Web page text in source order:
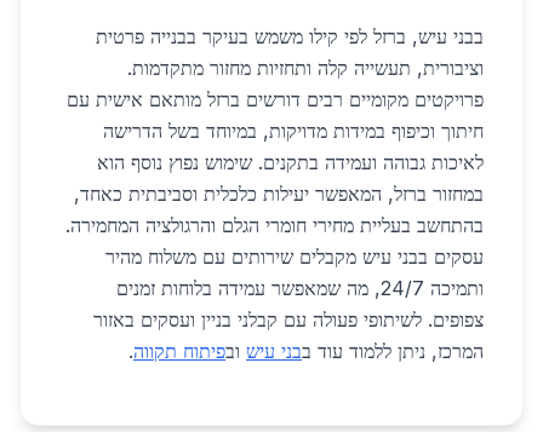
בבני עיש, ברזל לפי קילו משמש בעיקר בבנייה פרטית
וציבורית, תעשייה קלה ותחזיות מחזור מתקדמות.
פרויקטים מקומיים רבים דורשים ברזל מותאם אישית עם
חיתוך וכיפוף במידות מדויקות, במיוחד בשל הדרישה
לאיכות גבוהה ועמידה בתקנים. שימוש נפוץ נוסף הוא
במחזור ברזל, המאפשר יעילות כלכלית וסביבתית כאחד,
בהתחשב בעליית מחירי חומרי הגלם והרגולציה המחמירה.
עסקים בבני עיש מקבלים שירותים עם משלוח מהיר
ותמיכה 24/7, מה שמאפשר עמידה בלוחות זמנים
צפופים. לשיתופי פעולה עם קבלני בניין ועסקים באזור
המרכז, ניתן ללמוד עוד בבני עיש ובפיתוח תקווה.